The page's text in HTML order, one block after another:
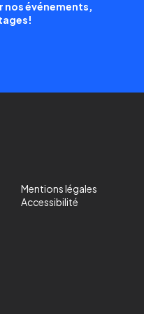
nos événements,
Mentions légales
Accessibilité